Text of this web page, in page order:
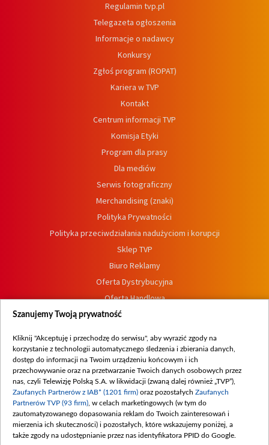
Regulamin tvp.pl
Telegazeta ogłoszenia
Informacje o nadawcy
Konkursy
Zgłoś program (ROPAT)
Kariera w TVP
Kontakt
Centrum informacji TVP
Komisja Etyki
Program dla prasy
Dla mediów
Serwis fotograficzny
Merchandising (znaki)
Polityka Prywatności
Polityka przeciwdziałania nadużyciom i korupcji
Sklep TVP
Biuro Reklamy
Oferta Dystrybucyjna
Oferta Handlowa
Dostępność
Procedura zgłoszeń wewnętrznych
Szanujemy Twoją prywatność
Kliknij "Akceptuję i przechodzę do serwisu", aby wyrazić zgody na
korzystanie z technologii automatycznego śledzenia i zbierania danych,
dostęp do informacji na Twoim urządzeniu końcowym i ich
przechowywanie oraz na przetwarzanie Twoich danych osobowych przez
nas, czyli Telewizję Polską S.A. w likwidacji (zwaną dalej również „TVP”),
Zaufanych Partnerów z IAB* (1201 firm) oraz pozostałych Zaufanych
Partnerów TVP (93 firm) , w celach marketingowych (w tym do
zautomatyzowanego dopasowania reklam do Twoich zainteresowań i
mierzenia ich skuteczności) i pozostałych, które wskazujemy poniżej, a
także zgody na udostępnianie przez nas identyfikatora PPID do Google.